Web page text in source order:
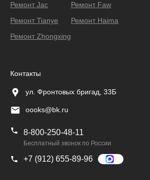
Ремонт Jac
Ремонт Tianye
Ремонт Zhongxing
Ремонт Faw
Ремонт Haima
Контакты
ул. Фронтовых бригад, 33Б
oooks@bk.ru
8-800-250-48-11
Бесплатный звонок по России
+7 (912) 655-89-96